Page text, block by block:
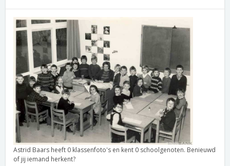
Astrid Baars heeft 0 klassenfoto's en kent 0 schoolgenoten. Benieuwd
of jij iemand herkent?